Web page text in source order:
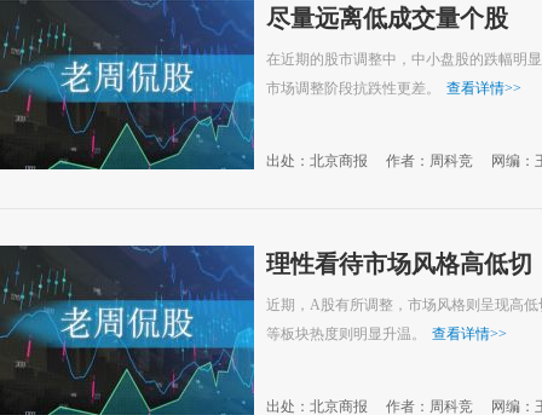
尽量远离低成交量个股
在近期的股市调整中，中小盘股的跌幅明
市场调整阶段抗跌性更差。
查看详情>>
出处：北京商报 作者：周科竞 网编：
理性看待市场风格高低切
近期，A股有所调整，市场风格则呈现高
等板块热度则明显升温。
查看详情>>
出处：北京商报 作者：周科竞 网编：